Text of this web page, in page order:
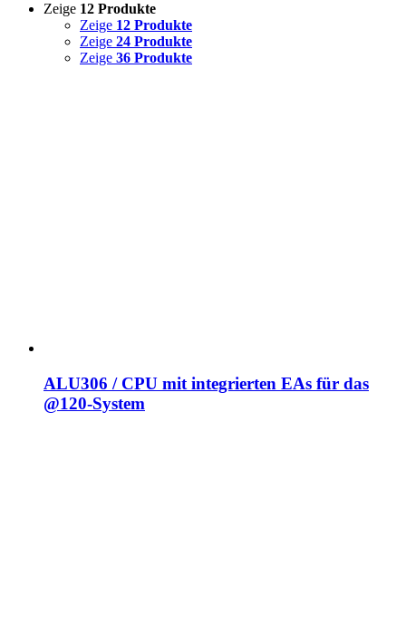
Zeige 12 Produkte
Zeige 12 Produkte
Zeige 24 Produkte
Zeige 36 Produkte
ALU306 / CPU mit integrierten EAs für das
@120-System